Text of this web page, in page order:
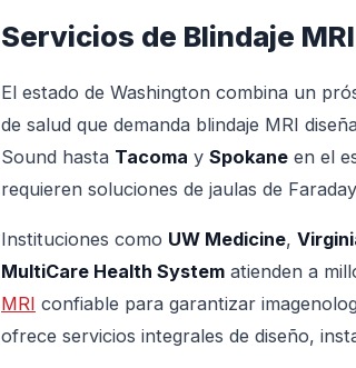
Servicios de Blindaje
El estado de Washington combina un
de salud que demanda blindaje MRI
Sound hasta Tacoma y Spokane en el
requieren soluciones de jaulas de
Instituciones como UW Medicine,
MultiCare Health System atienden a
MRI confiable para garantizar
ofrece servicios integrales de diseño,